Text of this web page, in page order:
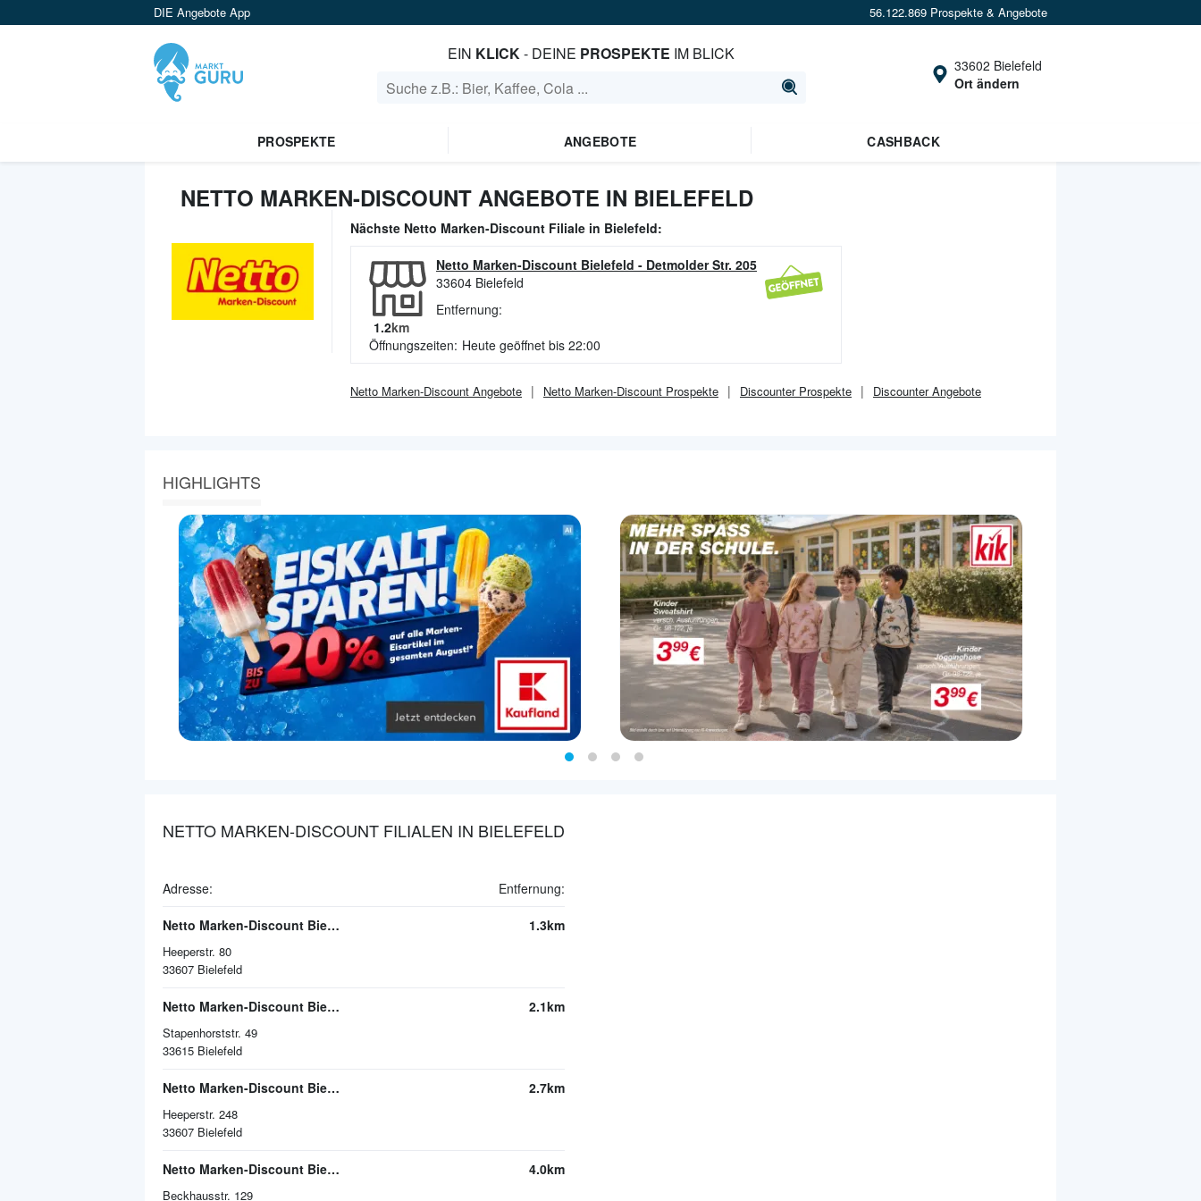
DIE Angebote App 56.122.869 Prospekte & Angebote
EIN KLICK- DEINE PROSPEKTE IM BLICK
33602 Bielefeld
Ort ändern
PROSPEKTE ANGEBOTE CASHBACK
NETTO MARKEN-DISCOUNT ANGEBOTE IN BIELEFELD
Nächste Netto Marken-Discount Filiale in Bielefeld:
Netto Marken-Discount Bielefeld - Detmolder Str. 205
33604 Bielefeld
Entfernung:
1.2km
Öffnungszeiten: Heute geöffnet bis 22:00
Netto Marken-Discount Angebote Netto Marken-Discount Prospekte DiscounterProspekte DiscounterAngebote
HIGHLIGHTS
NETTO MARKEN-DISCOUNT FILIALEN IN BIELEFELD
Adresse: Entfernung:
Netto Marken-Discount Bielefeld
Heeperstr. 80
33607 Bielefeld
1.3km
Netto Marken-Discount Bielefeld
Stapenhorststr. 49
33615 Bielefeld
2.1km
Netto Marken-Discount Bielefeld
Heeperstr. 248
33607 Bielefeld
2.7km
Netto Marken-Discount Bielefeld
Beckhausstr. 129
4.0km